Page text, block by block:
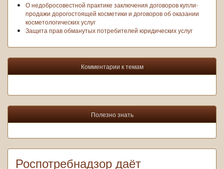
О недобросовестной практике заключения договоров купли-
продажи дорогостоящей косметики и договоров об оказании
косметологических услуг
Защита прав обманутых потребителей юридических услуг
Комментарии к темам
Полезно знать
Роспотребнадзор даёт